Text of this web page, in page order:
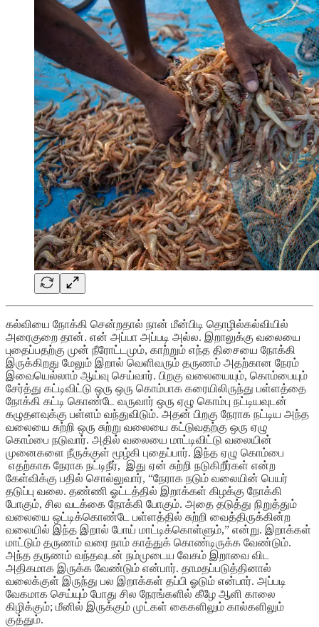
கல்வியை நோக்கி சென்றதால் நான் மீன்பிடி தொழில்கல்வியில்
அரைகுறை தான். என் அப்பா அப்படி அல்ல. இறாலுக்கு வலையை
புதைப்பதற்கு முன் நீரோட்டமும், காற்றும் எந்த திசையை நோக்கி
இருக்கிறது மேலும் இறால் வெளிவரும் தருணம் அதற்கான நேரம்
இவையெல்லாம் ஆய்வு செய்வார். பிறகு வலையையும், கொம்பையும்
சேர்த்து கட்டிவிட்டு ஒரு ஒரு கொம்பாக கரையிலிருந்து பள்ளத்தை
நோக்கி கட்டி கொண்டே வருவார் ஒரு ஏழு கொம்பு நட்டியவுடன்
கழுதளவுக்கு பள்ளம் வந்துவிடும். அதன் பிறகு நேராக நட்டிய அந்த
வலையை சுற்றி ஒரு சுற்று வலையை கட்டுவதற்கு ஒரு ஏழு
கொம்பை நடுவார். அதில் வலையை மாட்டிவிட்டு வலையின்
முனைகளை நீருக்குள் மூழ்கி புதைப்பார். இந்த ஏழு கொம்பை
எதற்காக நேராக நட்டிநீர், இது ஏன் சுற்றி நடுகிறீர்கள் என்ற
கேள்விக்கு பதில் சொல்லுவார், “நேராக நடும் வலையின் பெயர்
தடுப்பு வலை. தண்ணி ஓட்டத்தில் இறாக்கள் கிழக்கு நோக்கி
போகும், சில வடக்கை நோக்கி போகும். அதை தடுத்து நிறுத்தும்
வலையை ஒட்டிக்கொண்டே பள்ளத்தில் சுற்றி வைத்திருக்கின்ற
வலையில் இந்த இறால் போய் மாட்டிக்கொள்ளும்,” என்று. இறாக்கள்
மாட்டும் தருணம் வரை நாம் காத்துக் கொண்டிருக்க வேண்டும்.
அந்த தருணம் வந்தவுடன் நம்முடைய வேகம் இறாவை விட
அதிகமாக இருக்க வேண்டும் என்பார். தாமதப்படுத்தினால்
வலைக்குள் இருந்து பல இறாக்கள் தப்பி ஓடும் என்பார். அப்படி
வேகமாக செய்யும் போது சில நேரங்களில் கீழே ஆளி காலை
கிழிக்கும்; மீனில் இருக்கும் முட்கள் கைகளிலும் கால்களிலும்
குத்தும்.